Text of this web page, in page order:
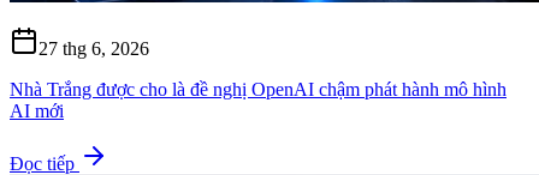
27 thg 6, 2026
Nhà Trắng được cho là đề nghị OpenAI chậm phát hành mô hình
AI mới
Đọc tiếp